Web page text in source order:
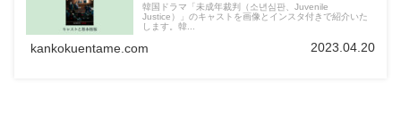
韓国ドラマ「未成年裁判（소년심판、Juvenile
Justice）」のキャストを画像とインスタ付きで紹介いた
します。韓...
kankokuentame.com 2023.04.20